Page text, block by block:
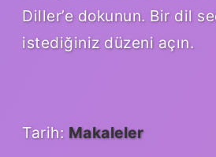
Diller’e dokunun. Bir dil
istediğiniz düzeni açın.
Tarih: Makaleler